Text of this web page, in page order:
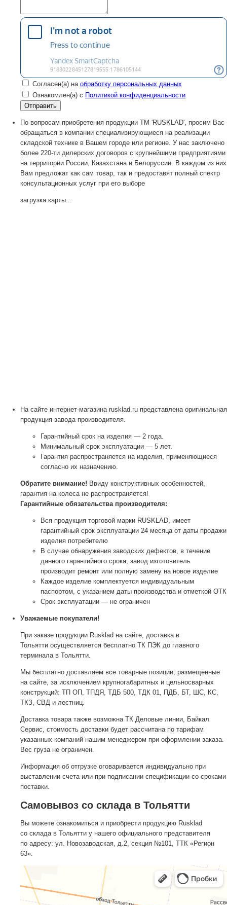
Согласен(а) на обработку персональных данных
Ознакомлен(а) с Политикой конфиденциальности
По вопросам приобретения продукции TM 'RUSKLAD', просим Вас
обращаться в компании специализирующиеся на реализации
складской технике в Вашем городе или регионе. У нас заключено
более 220-ти дилерских договоров с крупнейшими предприятиями
на территории России, Казахстана и Белоруссии. В каждом из них
Вам предложат как сам товар, так и предоставят полный спектр
консультационных услуг при его выборе
загрузка карты...
На сайте интернет-магазина rusklad.ru представлена оригинальная
продукция завода производителя.
Гарантийный срок на изделия — 2 года.
Минимальный срок эксплуатации — 5 лет.
Гарантия распространяется на изделия, применяющиеся
согласно их назначению.
Обратите внимание! Ввиду конструктивных особенностей,
гарантия на колеса не распространяется!
Гарантийные обязательства производителя:
Вся продукция торговой марки RUSKLAD, имеет
гарантийный срок эксплуатации 24 месяца от даты продажи
изделия потребителю
В случае обнаружения заводских дефектов, в течение
данного гарантийного срока, завод изготовитель
производит ремонт или полную замену на новое изделие
Каждое изделие комплектуется индивидуальным
паспортом, с указанием даты производства и отметкой ОТК
Срок эксплуатации — не ограничен
Уважаемые покупатели!
При заказе продукции Rusklad на сайте, доставка в
Тольятти осуществляется бесплатно ТК ПЭК до главного
терминала в Тольятти.
Мы бесплатно доставляем все товарные позиции, размещенные
на сайте, за исключением крупногабаритных и цельносварных
конструкций: ТП ОП, ТПДЯ, ТДБ 500, ТДК 01, ПДБ, БТ, ШС, КС,
ТКЗ, СВД и лестниц.
Доставка товара также возможна ТК Деловые линии, Байкал
Сервис, стоимость доставки будет рассчитана по тарифам
указанных компаний нашим менеджером при оформлении заказа.
Вес груза не ограничен.
Информация об отгрузке оговаривается индивидуально при
выставлении счета или при подписании спецификации со сроками
поставки.
Самовывоз со склада в Тольятти
Вы можете ознакомиться и приобрести продукцию Rusklad
со склада в Тольятти у нашего официального представителя
по адресу: ул. Новозаводская, д.2, секция №101, ТТК «Регион
63».